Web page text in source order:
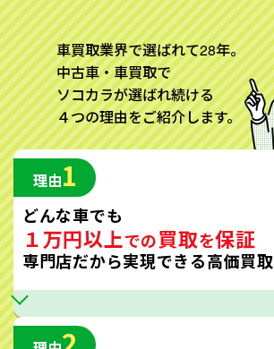
車買取業界で選ばれて28年。
中古車・車買取で
ソコカラが選ばれ続ける
４つの理由をご紹介します。
理由1
どんな車でも
１万円以上での買取を保証
専門店だから実現できる高価買取